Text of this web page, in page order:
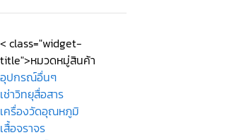
< class="widget-
title">หมวดหมู่สินค้า
อุปกรณ์อื่นๆ
เช่าวิทยุสื่อสาร
เครื่องวัดอุณหภูมิ
เสื้อจราจร